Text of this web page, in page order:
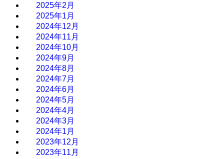
2025年2月
2025年1月
2024年12月
2024年11月
2024年10月
2024年9月
2024年8月
2024年7月
2024年6月
2024年5月
2024年4月
2024年3月
2024年1月
2023年12月
2023年11月